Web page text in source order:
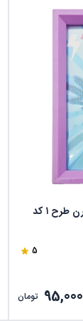
نقاشی الماسی قابدار سری یونیکورن طرح ۱ کد
5
95,000 تومان